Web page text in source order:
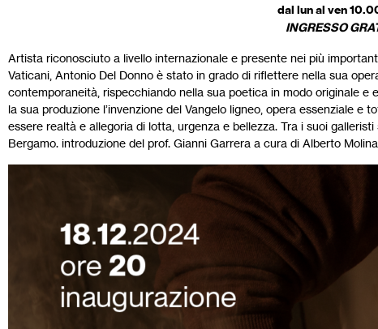
dal lun al ven
INGRESSO
Artista riconosciuto a livello internazionale e presente nei più
Vaticani, Antonio Del Donno è stato in grado di riflettere nella sua
contemporaneità, rispecchiando nella sua poetica in modo originale
la sua produzione l’invenzione del Vangelo ligneo, opera essenziale e
essere realtà e allegoria di lotta, urgenza e bellezza. Tra i suoi
Bergamo. introduzione del prof. Gianni Garrera a cura di Alberto